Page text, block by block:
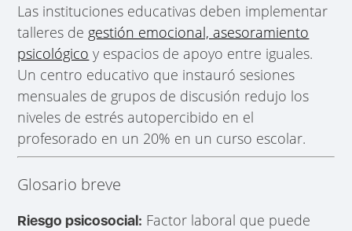
Las instituciones educativas deben implementar
talleres de gestión emocional, asesoramiento
psicológico y espacios de apoyo entre iguales.
Un centro educativo que instauró sesiones
mensuales de grupos de discusión redujo los
niveles de estrés autopercibido en el
profesorado en un 20% en un curso escolar.
Glosario breve
Riesgo psicosocial: Factor laboral que puede